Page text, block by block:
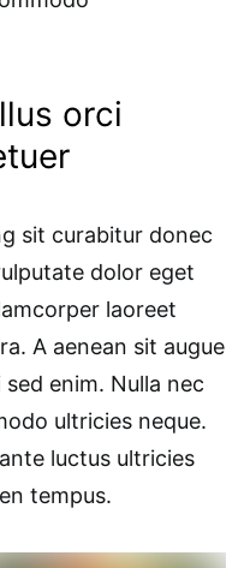
orci
sit curabitur donec
dolor eget
laoreet
A aenean sit augue
enim. Nulla nec
ultricies neque.
luctus ultricies
tempus.